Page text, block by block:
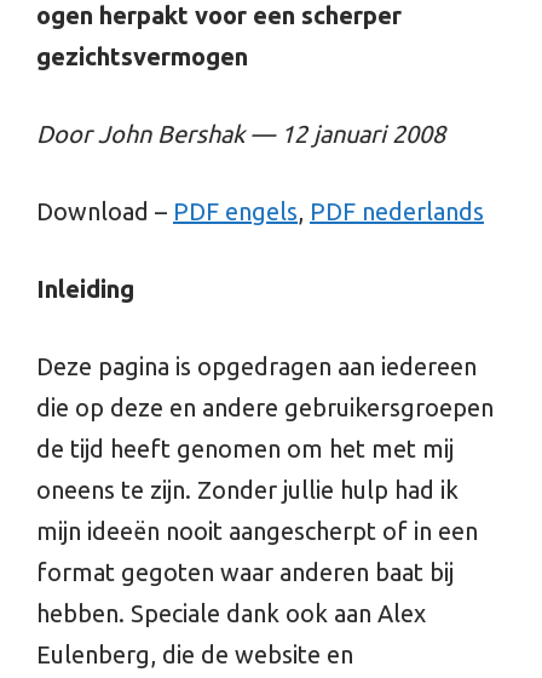
ogen herpakt voor een scherper
gezichtsvermogen
Door John Bershak — 12 januari 2008
Download – PDF engels, PDF nederlands
Inleiding
Deze pagina is opgedragen aan iedereen
die op deze en andere gebruikersgroepen
de tijd heeft genomen om het met mij
oneens te zijn. Zonder jullie hulp had ik
mijn ideeën nooit aangescherpt of in een
format gegoten waar anderen baat bij
hebben. Speciale dank ook aan Alex
Eulenberg, die de website en